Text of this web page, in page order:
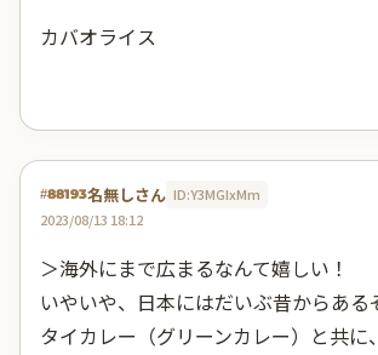
カバオライス
#88193名無しさん ID:Y3MGIxMm
2023/08/13 18:12
＞海外にまで広まるなんて嬉しい！
いやいや、日本にはだいぶ昔からある
タイカレー（グリーンカレー）と共に